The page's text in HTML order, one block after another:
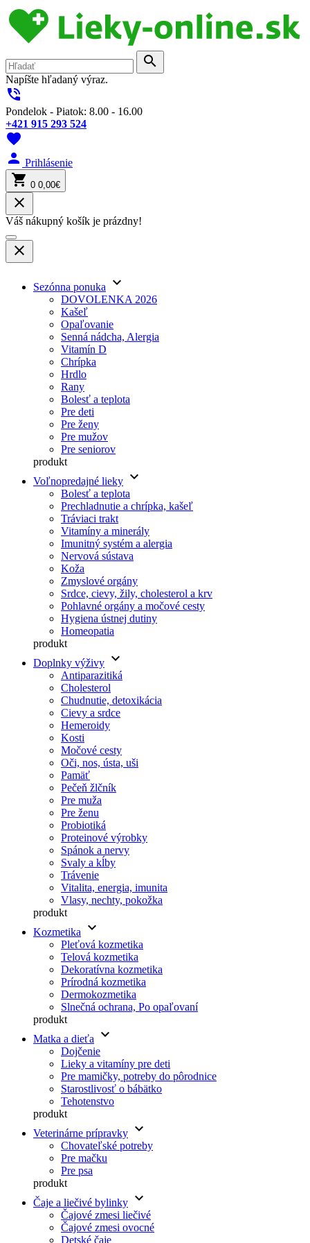
search
Napíšte hľadaný výraz.
phone_in_talk
Pondelok - Piatok: 8.00 - 16.00
+421 915 293 524
favorite
person Prihlásenie
shopping_cart 0 0,00€
close
Váš nákupný košík je prázdny!
close
Sezónna ponuka keyboard_arrow_down
DOVOLENKA 2026
Kašeľ
Opaľovanie
Senná nádcha, Alergia
Vitamín D
Chrípka
Hrdlo
Rany
Bolesť a teplota
Pre deti
Pre ženy
Pre mužov
Pre seniorov
produkt
Voľnopredajné lieky keyboard_arrow_down
Bolesť a teplota
Prechladnutie a chrípka, kašeľ
Tráviaci trakt
Vitamíny a minerály
Imunitný systém a alergia
Nervová sústava
Koža
Zmyslové orgány
Srdce, cievy, žily, cholesterol a krv
Pohlavné orgány a močové cesty
Hygiena ústnej dutiny
Homeopatia
produkt
Doplnky výživy keyboard_arrow_down
Antiparazitiká
Cholesterol
Chudnutie, detoxikácia
Cievy a srdce
Hemeroidy
Kosti
Močové cesty
Oči, nos, ústa, uši
Pamäť
Pečeň žlčník
Pre muža
Pre ženu
Probiotiká
Proteinové výrobky
Spánok a nervy
Svaly a kĺby
Trávenie
Vitalita, energia, imunita
Vlasy, nechty, pokožka
produkt
Kozmetika
keyboard_arrow_down
Pleťová kozmetika
Telová kozmetika
Dekoratívna kozmetika
Prírodná kozmetika
Dermokozmetika
Slnečná ochrana, Po opaľovaní
produkt
Matka a dieťa
keyboard_arrow_down
Dojčenie
Lieky a vitamíny pre deti
Pre mamičky, potreby do pôrodnice
Starostlivosť o bábätko
Tehotenstvo
produkt
Veterinárne prípravky keyboard_arrow_down
Chovateľské potreby
Pre mačku
Pre psa
produkt
Čaje a liečivé bylinky keyboard_arrow_down
Čajové zmesi liečivé
Čajové zmesi ovocné
Detské čaje